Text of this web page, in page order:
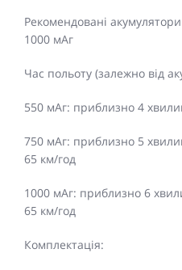
Рекомендовані
1000 мАг
Час польоту (залежно від
550 мАг: приблизно 4
750 мАг: приблизно 5
65 км/год
1000 мАг: приблизно 6
65 км/год
Комплектація: